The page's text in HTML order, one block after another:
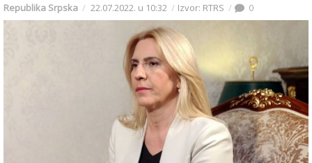
Republika Srpska 22.07.2022. u 10:32 Izvor: RTRS 0